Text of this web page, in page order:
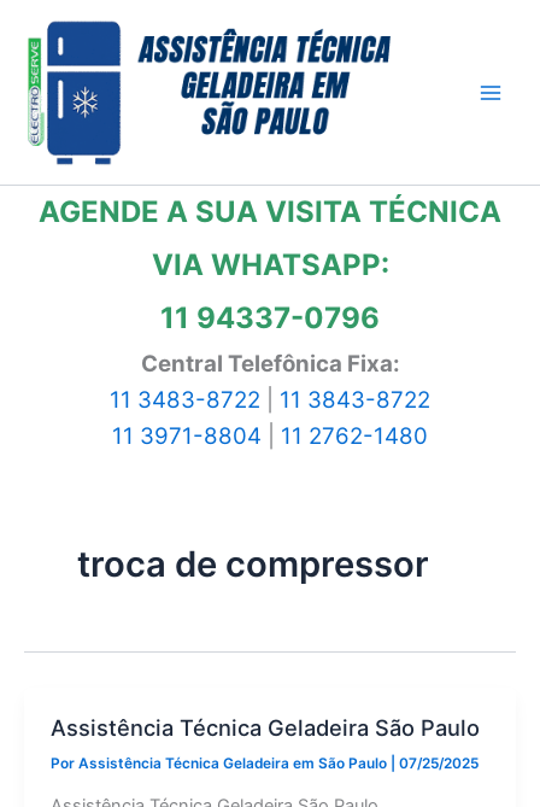
para
conteúdo
AGENDE A SUA VISITA TÉCNICA
VIA WHATSAPP:
11 94337-0796
Central Telefônica Fixa:
11 3483-8722
11 3843-8722
11 3971-8804
11 2762-1480
troca de compressor
Assistência Técnica Geladeira São Paulo
Por Assistência Técnica Geladeira em São Paulo 07/25/2025